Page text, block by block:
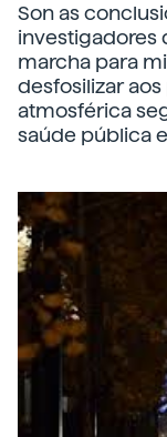
Son as
investigadores
marcha para
desfosilizar
atmosférica
saúde pública